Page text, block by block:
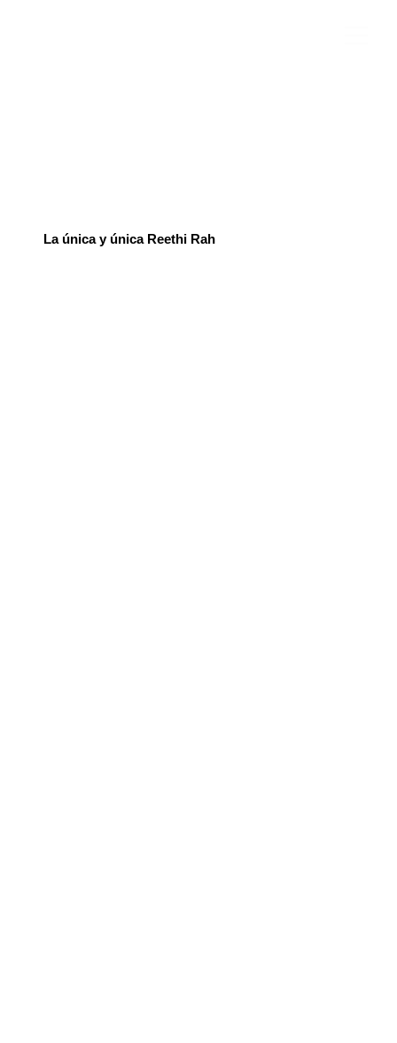
La única y única Reethi Rah